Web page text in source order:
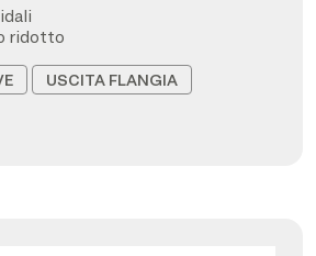
ridotto
USCITA FLANGIA